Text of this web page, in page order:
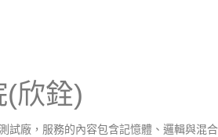
欣銓)
試廠，服務的內容包含記憶體、邏輯與混合